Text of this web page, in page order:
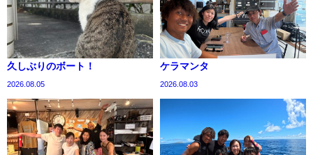
久しぶりのボート！
2026.08.05
ケラマンタ
2026.08.03